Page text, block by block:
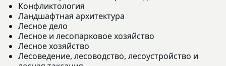
Конфликтология
Ландшафтная архитектура
Лесное дело
Лесное и лесопарковое хозяйство
Лесное хозяйство
Лесоведение, лесоводство, лесоустройство и